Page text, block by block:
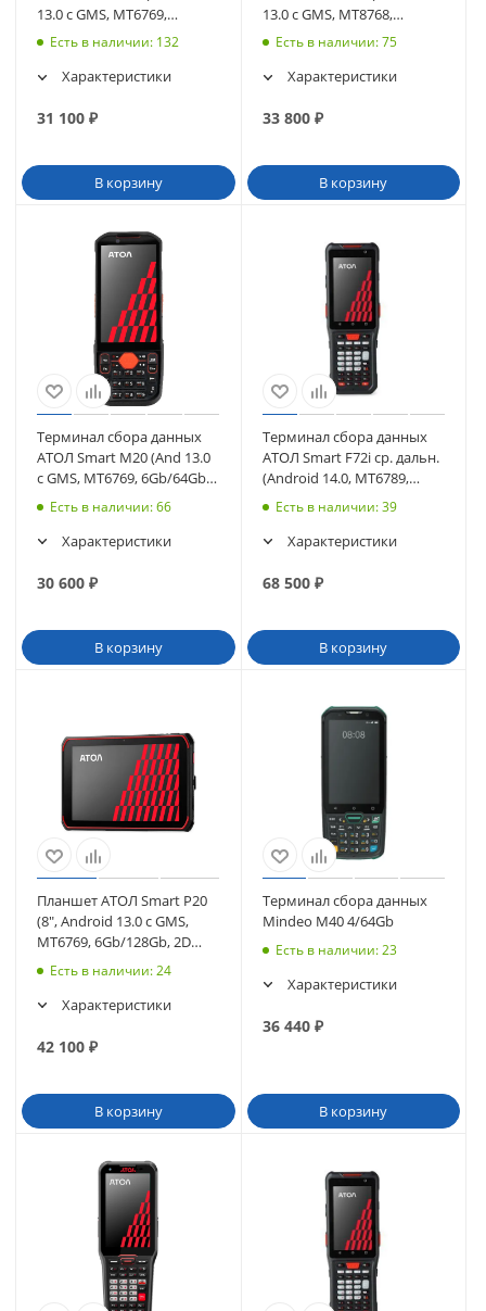
13.0 с GMS, MT6769,
6Gb/64Gb, Wi-Fi, BT, NFC)
Есть в наличии: 132
Характеристики
31 100 ₽
В корзину
13.0 с GMS, MT8768,
4/64Gb) (61364)
Есть в наличии: 75
Характеристики
33 800₽
В корзину
Терминал сбора данных
АТОЛ Smart M20 (And 13.0
с GMS, MT6769, 6Gb/64Gb,
Wi-Fi, BT, NFC) (63256)
Есть в наличии: 66
Характеристики
30 600 ₽
В корзину
Терминал сбора данных
АТОЛ Smart F72i ср. дальн.
(Android 14.0, MT6789,
4/64Gb, SE4770 (38кл)
Есть в наличии: 39
Характеристики
68 500₽
В корзину
Планшет АТОЛ Smart P20
(8", Android 13.0 с GMS,
MT6769, 6Gb/128Gb, 2D
N6602-W2, Wi-Fi, BT (63258)
Есть в наличии: 24
Характеристики
42 100 ₽
В корзину
Терминал сбора данных
Mindeo M40 4/64Gb
Есть в наличии: 23
Характеристики
36 440₽
В корзину